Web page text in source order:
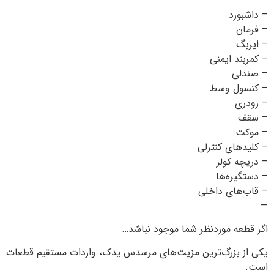
– داشبورد
– فرمان
– ایربگ
– کمربند ایمنی
– صندلی
– کنسول وسط
– رودری
– سقف
– موکت
– کلیدهای کنترلی
– دریچه کولر
– دستگیره‌ها
– قاب‌های داخلی
—
اگر قطعه موردنظر شما موجود نباشد…
یکی از بزرگ‌ترین مزیت‌های مرسدس یدک، واردات مستقیم قطعات
است.